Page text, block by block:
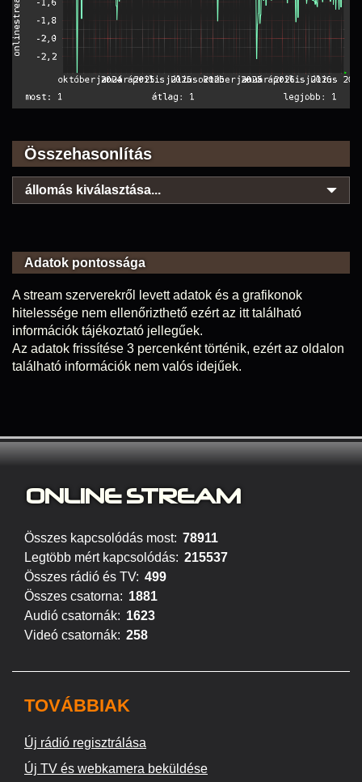
Összehasonlítás
állomás kiválasztása...
Adatok pontossága
A stream szerverekről levett adatok és a grafikonok
hitelessége nem ellenőrizthető ezért az itt található
információk tájékoztató jellegűek.
Az adatok frissítése 3 percenként történik, ezért az oldalon
található információk nem valós idejűek.
ONLINE STREAM
Összes kapcsolódás most: 78911
Legtöbb mért kapcsolódás: 215537
Összes rádió és TV: 499
Összes csatorna: 1881
Audió csatornák: 1623
Videó csatornák: 258
TOVÁBBIAK
Új rádió regisztrálása
Új TV és webkamera beküldése